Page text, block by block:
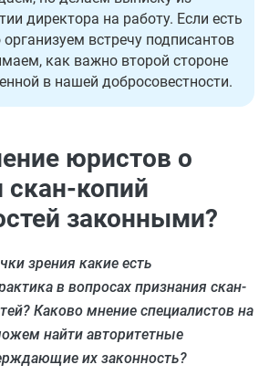
директора на работу. Если есть
встречу подписантов
как важно второй стороне
в нашей добросовестности.
юристов о
скан-копий
законными?
зрения какие есть
в вопросах признания скан-
Каково мнение специалистов на
найти авторитетные
их законность?